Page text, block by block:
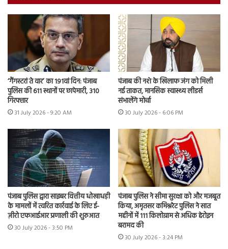
‘गैंगस्टरां ते वार’ का 191वां दिन: पंजाब
पुलिस की 611 स्थानों पर छापेमारी, 310
गिरफ्तार
31 July 2026 - 9:20 AM
पंजाब की नशे के खिलाफ जंग को मिली
नई ताकत, मानसिक स्वास्थ्य लीडर्स
संभालेंगे मोर्चा
30 July 2026 - 6:06 PM
पंजाब पुलिस द्वारा साइबर वित्तीय धोखाधड़ी
के मामलों में त्वरित कार्रवाई के लिए ई-
ज़ीरो एफआईआर प्रणाली की शुरुआत
30 July 2026 - 3:50 PM
पंजाब पुलिस ने सीमा सुरक्षा को और मजबूत
किया, अमृतसर कमिश्नरेट पुलिस ने सात
महीनों में 111 किलोग्राम से अधिक हेरोइन
बरामद की
30 July 2026 - 3:24 PM